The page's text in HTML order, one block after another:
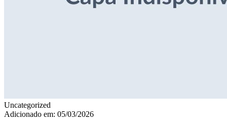
Uncategorized
Adicionado em: 05/03/2026